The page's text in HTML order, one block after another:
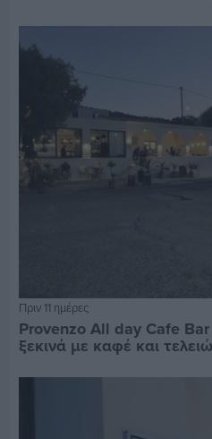
Πριν 11 ημέρες
Provenzo All day Cafe
ξεκινά με καφέ και